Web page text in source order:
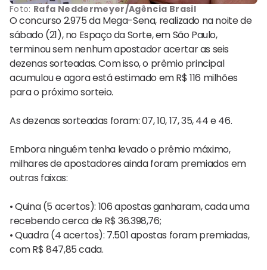
Foto: Rafa Neddermeyer/Agência Brasil
O concurso 2.975 da Mega-Sena, realizado na noite de
sábado (21), no Espaço da Sorte, em São Paulo,
terminou sem nenhum apostador acertar as seis
dezenas sorteadas. Com isso, o prêmio principal
acumulou e agora está estimado em R$ 116 milhões
para o próximo sorteio.
As dezenas sorteadas foram: 07, 10, 17, 35, 44 e 46.
Embora ninguém tenha levado o prêmio máximo,
milhares de apostadores ainda foram premiados em
outras faixas:
• Quina (5 acertos): 106 apostas ganharam, cada uma
recebendo cerca de R$ 36.398,76;
• Quadra (4 acertos): 7.501 apostas foram premiadas,
com R$ 847,85 cada.